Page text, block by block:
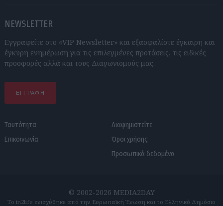
NEWSLETTER
Εγγραφείτε στο «VIP Newsletter» και εξασφαλίστε έγκαιρη και
έγκυρη ενημέρωση για τις επιλεγμένες προτάσεις, τις ειδικές
προσφορές αλλά και τους Διαγωνισμούς μας.
ΕΓΓΡΑΦΗ
Ταυτότητα
Επικοινωνία
Διαφημιστείτε
Όροι χρήσης
Προσωπικά δεδομένα
© 2002-2026 MEDIA2DAY
Το in2life ενισχύθηκε από την Ευρωπαϊκή Ένωση και το Ελληνικό Δημόσιο